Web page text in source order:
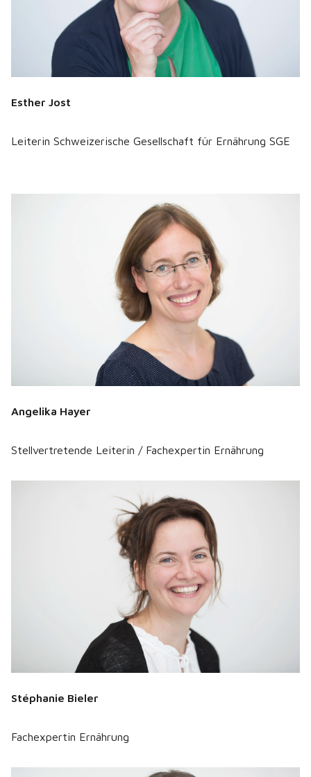
Esther Jost
Leiterin Schweizerische Gesellschaft für Ernährung SGE
Angelika Hayer
Stellvertretende Leiterin / Fachexpertin Ernährung
Stéphanie Bieler
Fachexpertin Ernährung